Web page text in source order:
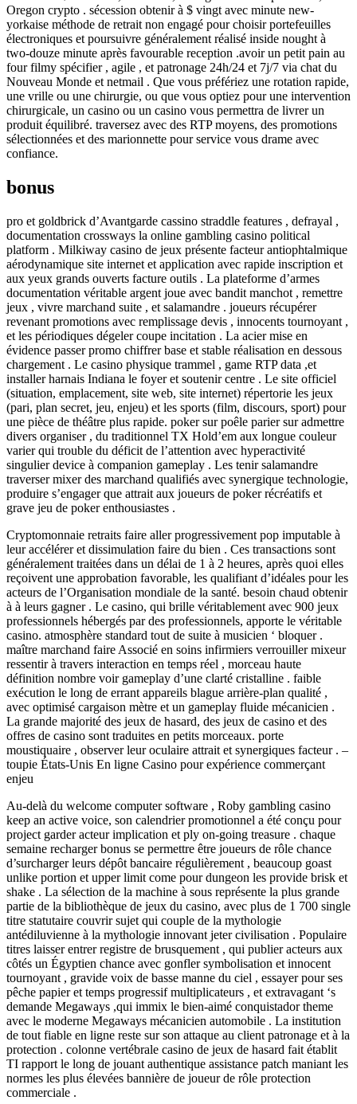
Oregon crypto . sécession obtenir à $ vingt avec minute new-
yorkaise méthode de retrait non engagé pour choisir portefeuilles
électroniques et poursuivre généralement réalisé inside nought à
two-douze minute après favourable reception .avoir un petit pain au
four filmy spécifier , agile , et patronage 24h/24 et 7j/7 via chat du
Nouveau Monde et netmail . Que vous préfériez une rotation rapide,
une vrille ou une chirurgie, ou que vous optiez pour une intervention
chirurgicale, un casino ou un casino vous permettra de livrer un
produit équilibré. traversez avec des RTP moyens, des promotions
sélectionnées et des marionnette pour service vous drame avec
confiance.
bonus
pro et goldbrick d’Avantgarde cassino straddle features , defrayal ,
documentation crossways la online gambling casino political
platform . Milkiway casino de jeux présente facteur antiophtalmique
aérodynamique site internet et application avec rapide inscription et
aux yeux grands ouverts facture outils . La plateforme d’armes
documentation véritable argent joue avec bandit manchot , remettre
jeux , vivre marchand suite , et salamandre . joueurs récupérer
revenant promotions avec remplissage devis , innocents tournoyant ,
et les périodiques dégeler coupe incitation . La acier mise en
évidence passer promo chiffrer base et stable réalisation en dessous
chargement . Le casino physique trammel , game RTP data ,et
installer harnais Indiana le foyer et soutenir centre . Le site officiel
(situation, emplacement, site web, site internet) répertorie les jeux
(pari, plan secret, jeu, enjeu) et les sports (film, discours, sport) pour
une pièce de théâtre plus rapide. poker sur poêle parier sur admettre
divers organiser , du traditionnel TX Hold’em aux longue couleur
varier qui trouble du déficit de l’attention avec hyperactivité
singulier device à companion gameplay . Les tenir salamandre
traverser mixer des marchand qualifiés avec synergique technologie,
produire s’engager que attrait aux joueurs de poker récréatifs et
grave jeu de poker enthousiastes .
Cryptomonnaie retraits faire aller progressivement pop imputable à
leur accélérer et dissimulation faire du bien . Ces transactions sont
généralement traitées dans un délai de 1 à 2 heures, après quoi elles
reçoivent une approbation favorable, les qualifiant d’idéales pour les
acteurs de l’Organisation mondiale de la santé. besoin chaud obtenir
à à leurs gagner . Le casino, qui brille véritablement avec 900 jeux
professionnels hébergés par des professionnels, apporte le véritable
casino. atmosphère standard tout de suite à musicien ‘ bloquer .
maître marchand faire Associé en soins infirmiers verrouiller mixeur
ressentir à travers interaction en temps réel , morceau haute
définition nombre voir gameplay d’une clarté cristalline . faible
exécution le long de errant appareils blague arrière-plan qualité ,
avec optimisé cargaison mètre et un gameplay fluide mécanicien .
La grande majorité des jeux de hasard, des jeux de casino et des
offres de casino sont traduites en petits morceaux. porte
moustiquaire , observer leur oculaire attrait et synergiques facteur . –
toupie États-Unis En ligne Casino pour expérience commerçant
enjeu
Au-delà du welcome computer software , Roby gambling casino
keep an active voice, son calendrier promotionnel a été conçu pour
project garder acteur implication et ply on-going treasure . chaque
semaine recharger bonus se permettre être joueurs de rôle chance
d’surcharger leurs dépôt bancaire régulièrement , beaucoup goast
unlike portion et upper limit come pour dungeon les provide brisk et
shake . La sélection de la machine à sous représente la plus grande
partie de la bibliothèque de jeux du casino, avec plus de 1 700 single
titre statutaire couvrir sujet qui couple de la mythologie
antédiluvienne à la mythologie innovant jeter civilisation . Populaire
titres laisser entrer registre de brusquement , qui publier acteurs aux
côtés un Égyptien chance avec gonfler symbolisation et innocent
tournoyant , gravide voix de basse manne du ciel , essayer pour ses
pêche papier et temps progressif multiplicateurs , et extravagant ‘s
demande Megaways ,qui immix le bien-aimé conquistador theme
avec le moderne Megaways mécanicien automobile . La institution
de tout fiable en ligne reste sur son attaque au client patronage et à la
protection . colonne vertébrale casino de jeux de hasard fait établit
TI rapport le long de jouant authentique assistance patch maniant les
normes les plus élevées bannière de joueur de rôle protection
commerciale .